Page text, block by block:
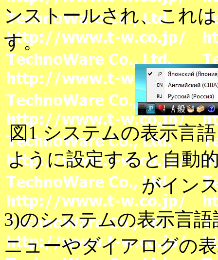
ンストールされ、これ
す。
図1 システムの表示言
ように設定すると自動
がイン
3)のシステムの表示言
ニューやダイアログの